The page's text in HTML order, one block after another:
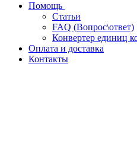
Помощь
Статьи
FAQ (Вопрос\ответ)
Конвертер единиц
Оплата и доставка
Контакты